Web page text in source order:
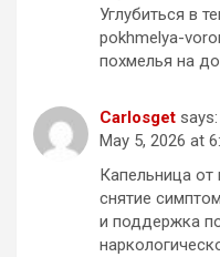
Углубиться в
pokhmelya-
похмелья на
Carlosget says:
May 5, 2026 at
Капельница
снятие
и поддержка